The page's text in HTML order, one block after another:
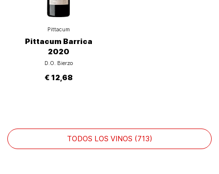
Pittacum
Pittacum Barrica
2020
D.O. Bierzo
€ 12,68
TODOS LOS VINOS (713)